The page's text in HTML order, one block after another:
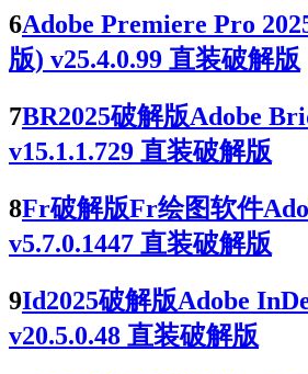
6Adobe Premiere Pro
版) v25.4.0.99 直装破解版
7BR2025破解版Adobe
v15.1.1.729 直装破解版
8Fr破解版Fr绘图软件
v5.7.0.1447 直装破解版
9Id2025破解版Adobe
v20.5.0.48 直装破解版